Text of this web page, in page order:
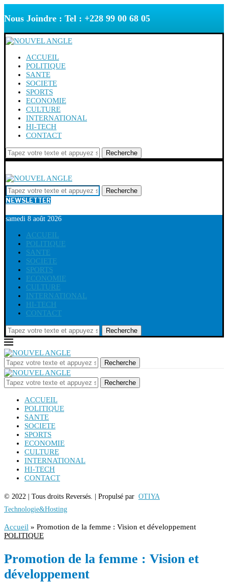
Nous Joindre : Tel : +228 99 00 68 05
ACCUEIL
POLITIQUE
SANTE
SOCIETE
SPORTS
ECONOMIE
CULTURE
INTERNATIONAL
HI-TECH
CONTACT
Recherche
Recherche
NEWSLETTER
samedi 8 août 2026
ACCUEIL
POLITIQUE
SANTE
SOCIETE
SPORTS
ECONOMIE
CULTURE
INTERNATIONAL
HI-TECH
CONTACT
Recherche
Recherche
Recherche
ACCUEIL
POLITIQUE
SANTE
SOCIETE
SPORTS
ECONOMIE
CULTURE
INTERNATIONAL
HI-TECH
CONTACT
© 2022 | Tous droits Reversés. | Propulsé par OTIYA
Technologie&Hosting
Accueil » Promotion de la femme : Vision et développement
POLITIQUE
Promotion de la femme : Vision et
développement